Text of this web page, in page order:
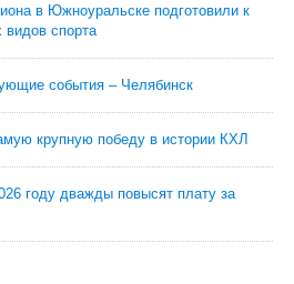
в Южноуральске подготовили к
спорта
события – Челябинск
крупную победу в истории КХЛ
году дважды повысят плату за